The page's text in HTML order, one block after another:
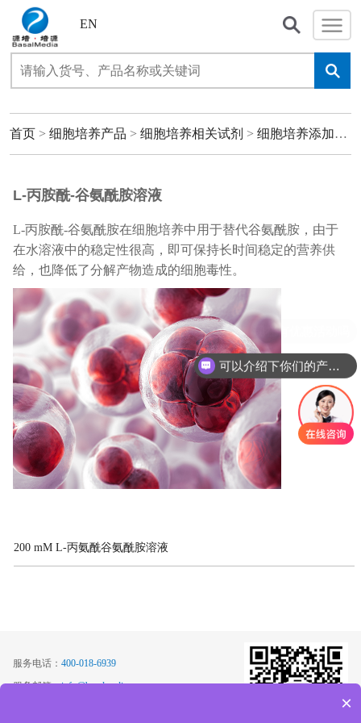
EN
首页 > 细胞培养产品 > 细胞培养相关试剂 > 细胞培养添加剂
L-丙胺酰-谷氨酰胺溶液
L-丙胺酰-谷氨酰胺在细胞培养中用于替代谷氨酰胺，由于
在水溶液中的稳定性很高，即可保持长时间稳定的营养供
给，也降低了分解产物造成的细胞毒性。
200 mM L-丙氨酰谷氨酰胺溶液
服务电话：400-018-6939
服务邮箱：info@basalmedia.com
可以介绍下你们的产品么
现在有优惠活动吗
×